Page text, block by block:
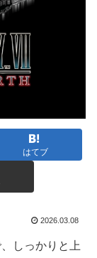
はてブ
2026.03.08
しっかりと上